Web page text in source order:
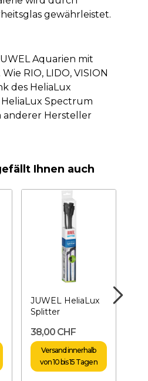
gewährleistet.
Aquarien mit
RIO, LIDO, VISION
des HeliaLux
Spectrum
anderer Hersteller
Ihnen auch
JUWEL HeliaLux
Splitter
38,00 CHF
Versand innerhalb
von 10 bis 15 Tagen